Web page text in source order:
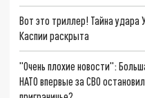
Вот это триллер! Тайна удара
Каспии раскрыта
"Очень плохие новости":
НАТО впервые за СВО